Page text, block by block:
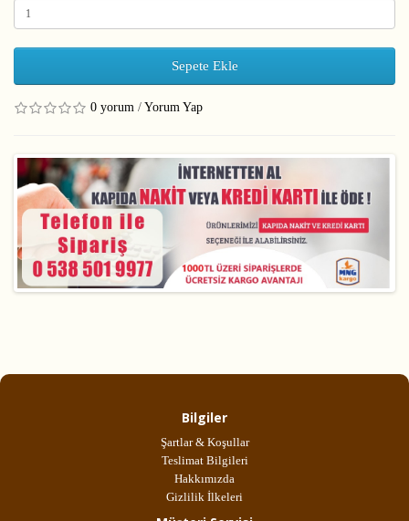
Sepete Ekle
0 yorum / Yorum Yap
Bilgiler
Şartlar & Koşullar
Teslimat Bilgileri
Hakkımızda
Gizlilik İlkeleri